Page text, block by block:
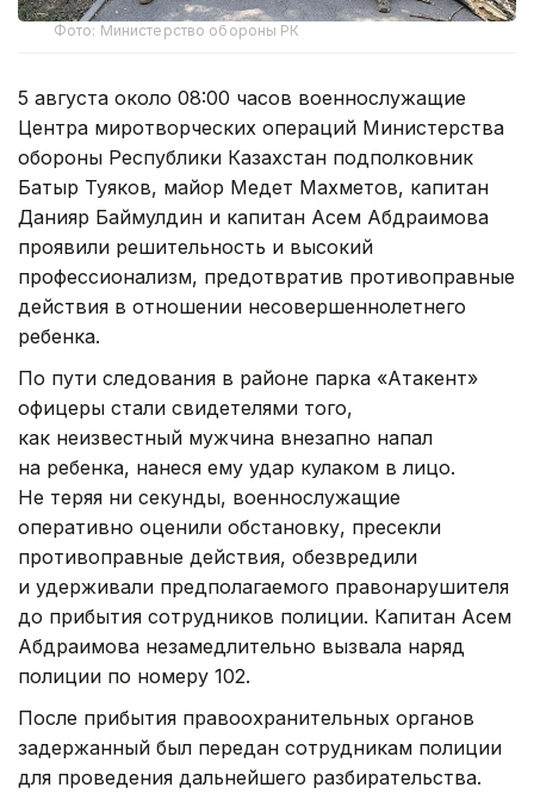
Фото: Министерство обороны РК
5 августа около 08:00 часов военнослужащие
Центра миротворческих операций Министерства
обороны Республики Казахстан подполковник
Батыр Туяков, майор Медет Махметов, капитан
Данияр Баймулдин и капитан Асем Абдраимова
проявили решительность и высокий
профессионализм, предотвратив противоправные
действия в отношении несовершеннолетнего
ребенка.
По пути следования в районе парка «Атакент»
офицеры стали свидетелями того,
как неизвестный мужчина внезапно напал
на ребенка, нанеся ему удар кулаком в лицо.
Не теряя ни секунды, военнослужащие
оперативно оценили обстановку, пресекли
противоправные действия, обезвредили
и удерживали предполагаемого правонарушителя
до прибытия сотрудников полиции. Капитан Асем
Абдраимова незамедлительно вызвала наряд
полиции по номеру 102.
После прибытия правоохранительных органов
задержанный был передан сотрудникам полиции
для проведения дальнейшего разбирательства.